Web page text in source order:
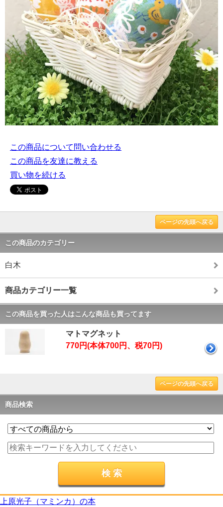
この商品について問い合わせる
この商品を友達に教える
買い物を続ける
ページの先頭へ戻る
この商品のカテゴリー
白木
商品カテゴリー一覧
この商品を買った人はこんな商品も買ってます
マトマグネット
770円(本体700円、税70円)
ページの先頭へ戻る
商品検索
上原光子（マミンカ）の本